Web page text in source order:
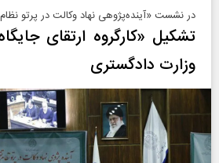
در نشست «آینده‌پژوهی نهاد وکالت در پرتو
تشکیل «کارگروه ارتقای
وزارت دادگستری